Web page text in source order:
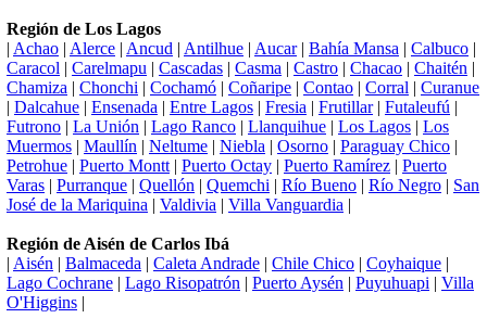
Región de Los Lagos
| Achao | Alerce | Ancud | Antilhue | Aucar| Bahía Mansa | Calbuco |
Caracol | Carelmapu | Cascadas | Casma | Castro | Chacao | Chaitén |
Chamiza | Chonchi | Cochamó | Coñaripe | Contao | Corral | Curanue
| Dalcahue | Ensenada | Entre Lagos | Fresia | Frutillar| Futaleufú |
Futrono | La Unión | Lago Ranco | Llanquihue | Los Lagos | Los
Muermos | Maullín | Neltume | Niebla | Osorno | Paraguay Chico |
Petrohue | Puerto Montt | Puerto Octay | Puerto Ramírez | Puerto
Varas | Purranque | Quellón | Quemchi | Río Bueno | Río Negro | San
José de la Mariquina | Valdivia | Villa Vanguardia |
Región de Aisén de Carlos Ibá
| Aisén | Balmaceda | Caleta Andrade | Chile Chico | Coyhaique |
Lago Cochrane | Lago Risopatrón | Puerto Aysén | Puyuhuapi | Villa
O'Higgins |